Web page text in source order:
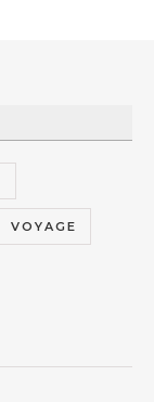
VOYAGE